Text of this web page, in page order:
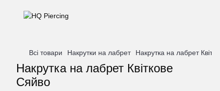
Всі товари Накрутки на лабрет Накрутка на лабрет
Накрутка на лабрет Квіткове
Сяйво